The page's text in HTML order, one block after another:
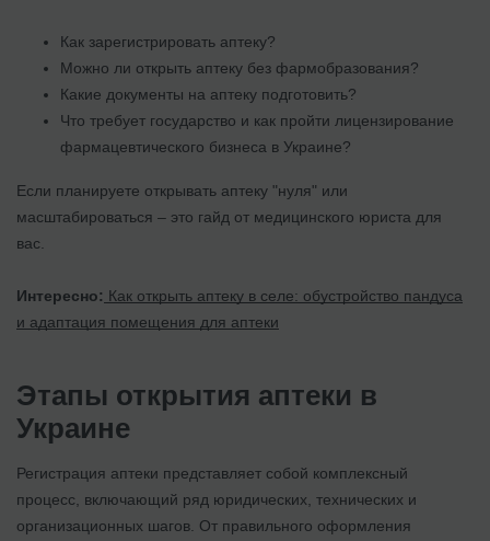
Как зарегистрировать аптеку?
Можно ли открыть аптеку без фармобразования?
Какие документы на аптеку подготовить?
Что требует государство и как пройти лицензирование
фармацевтического бизнеса в Украине?
Если планируете открывать аптеку "нуля" или
масштабироваться – это гайд от медицинского юриста для
вас.
Интересно: Как открыть аптеку в селе: обустройство пандуса
и адаптация помещения для аптеки
Этапы открытия аптеки в
Украине
Регистрация аптеки представляет собой комплексный
процесс, включающий ряд юридических, технических и
организационных шагов. От правильного оформления